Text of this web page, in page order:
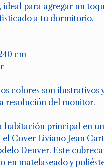
ideal para agregar un
a tu dormitorio.
cm
colores son ilustrativos
resolución del monitor.
habitación principal en
Cover Liviano Jean
Denver. Este
en matelaseado y